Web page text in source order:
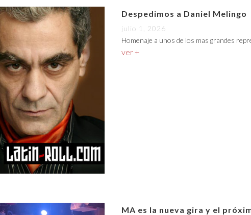
Despedimos a Daniel Melingo
julio 1, 2026
Homenaje a unos de los mas grandes
ver +
MA es la nueva gira y el